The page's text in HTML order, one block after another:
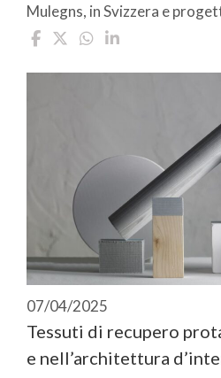
Mulegns, in Svizzera e
07/04/2025
Tessuti di recupero
e nell’architettura